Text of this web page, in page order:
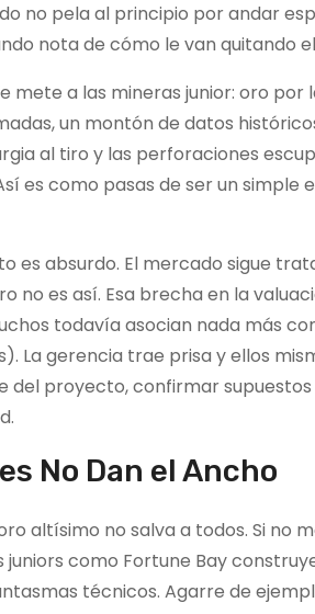
no pela al principio por andar
nota de cómo le van quitando
mete a las mineras junior: oro por
un montón de datos
al tiro y las perforaciones
es como pasas de ser un simple
es absurdo. El mercado sigue
no es así. Esa brecha en la
todavía asocian nada más
La gerencia trae prisa y ellos
proyecto, confirmar
No Dan el Ancho
altísimo no salva a todos. Si no
como Fortune Bay
técnicos. Agarre de